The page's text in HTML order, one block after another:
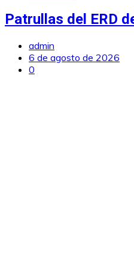
Patrullas del ERD
admin
6 de agosto de 2026
0